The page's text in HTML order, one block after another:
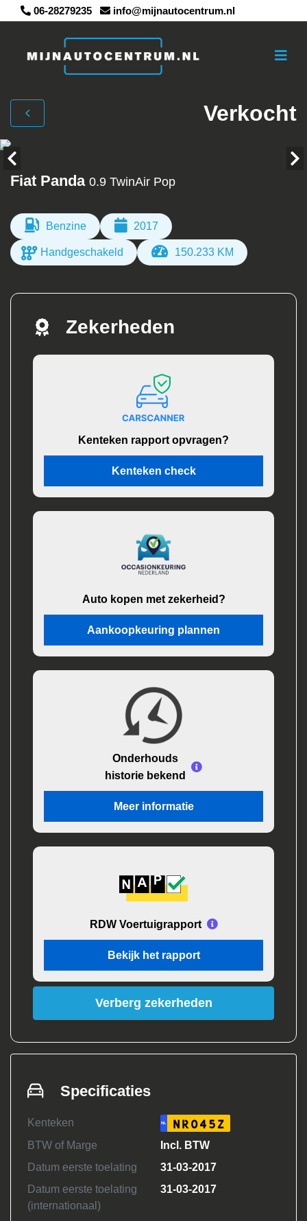
06-28279235 info@mijnautocentrum.nl
Verkocht
Fiat Panda 0.9 TwinAir Pop
Benzine 2017
Handgeschakeld 150.233 KM
Zekerheden
Kenteken rapport opvragen?
Kenteken check
Auto kopen met zekerheid?
Aankoopkeuring plannen
Onderhouds
historie bekend
Meer informatie
RDW Voertuigrapport
Bekijk het rapport
Verberg zekerheden
Specificaties
Kenteken NL NR045Z
BTW of Marge
Incl. BTW
Datum eerste toelating
31-03-2017
Datum eerste toelating
(internationaal)
31-03-2017